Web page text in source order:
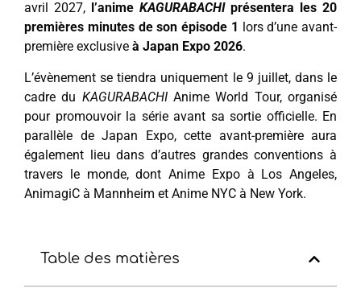
avril 2027, l’anime KAGURABACHIprésentera les 20
premières minutes de son épisode 1
lors d’une avant-
première exclusive à Japan Expo 2026.
L’évènement se tiendra uniquement le 9 juillet, dans le
cadre du KAGURABACHIAnime World Tour, organisé
pour promouvoir la série avant sa sortie officielle. En
parallèle de Japan Expo, cette avant-première aura
également lieu dans d’autres grandes conventions à
travers le monde, dont Anime Expo à Los Angeles,
AnimagiC à Mannheim et Anime NYC à New York.
Table des matières